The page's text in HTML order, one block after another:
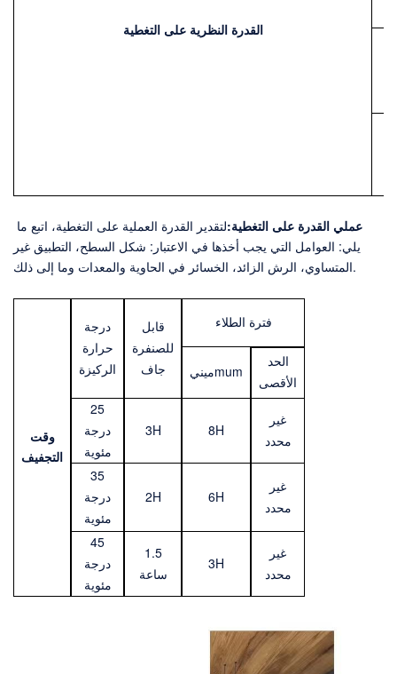
القدرة النظرية على التغطية
عملي القدرة على التغطية:لتقدير القدرة العملية على التغطية، اتبع ما
يلي: العوامل التي يجب أخذها في الاعتبار: شكل السطح، التطبيق غير
المتساوي، الرش الزائد، الخسائر في الحاوية والمعدات وما إلى ذلك.
وقت
التجفيف
درجة
حرارة
الركيزة
قابل
للصنفرة
جاف
فترة الطلاء
مينيmum
الحد
الأقصى
25
درجة
مئوية
3H 8H
غير
محدد
35
درجة
مئوية
2H 6H
غير
محدد
45
درجة
مئوية
1.5
ساعة
3H
غير
محدد